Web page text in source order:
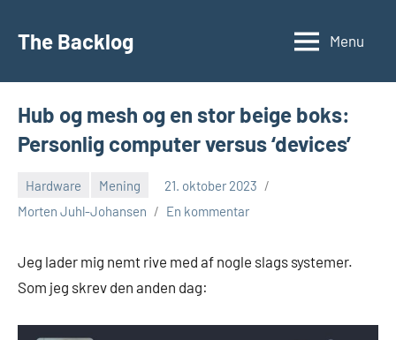
The Backlog Menu
Hub og mesh og en stor beige boks:
Personlig computer versus ‘devices’
Hardware Mening
21. oktober 2023
Morten Juhl-Johansen
En kommentar
Jeg lader mig nemt rive med af nogle slags systemer.
Som jeg skrev den anden dag: